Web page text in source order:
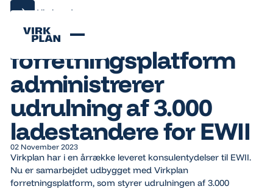
Alle kundecases
Alle kundecases
Virkplan
forretningsplatform
administrerer
udrulning af 3.000
ladestandere for EWII
02 November 2023
Virkplan har i en årrække leveret konsulentydelser til EWII.
Nu er samarbejdet udbygget med Virkplan
forretningsplatform, som styrer udrulningen af 3.000